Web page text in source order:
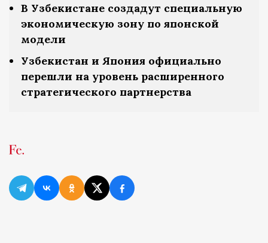
В Узбекистане создадут специальную
экономическую зону по японской
модели
Узбекистан и Япония официально
перешли на уровень расширенного
стратегического партнерства